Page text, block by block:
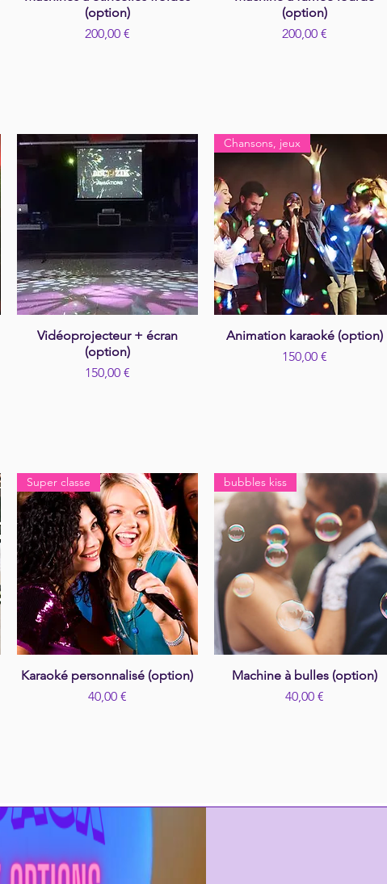
(option)
Prix
200,00 €
(option)
Prix
200,00 €
Aperçu rapide
Vidéoprojecteur + écran
(option)
Prix
150,00 €
Aperçu rapide
Chansons, jeux
Animation karaoké (option)
Prix
150,00 €
Aperçu rapide
Super classe
Karaoké personnalisé (option)
Prix
40,00 €
Aperçu rapide
bubbles kiss
Machine à bulles (option)
Prix
40,00 €